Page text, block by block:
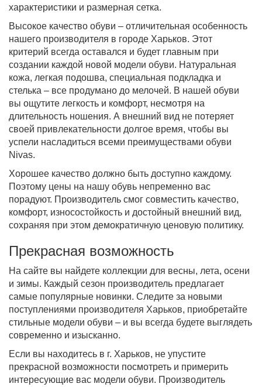
характеристики и размерная сетка.
Высокое качество обуви – отличительная особенность
нашего производителя в городе Харьков. Этот
критерий всегда оставался и будет главным при
создании каждой новой модели обуви. Натуральная
кожа, легкая подошва, специальная подкладка и
стелька – все продумано до мелочей. В нашей обуви
вы ощутите легкость и комфорт, несмотря на
длительность ношения. А внешний вид не потеряет
своей привлекательности долгое время, чтобы вы
успели насладиться всеми преимуществами обуви
Nivas.
Хорошее качество должно быть доступно каждому.
Поэтому цены на нашу обувь непременно вас
порадуют. Производитель смог совместить качество,
комфорт, износостойкость и достойный внешний вид,
сохраняя при этом демократичную ценовую политику.
Прекрасная возможность
На сайте вы найдете коллекции для весны, лета, осени
и зимы. Каждый сезон производитель предлагает
самые популярные новинки. Следите за новыми
поступлениями производителя Харьков, приобретайте
стильные модели обуви – и вы всегда будете выглядеть
современно и изысканно.
Если вы находитесь в г. Харьков, не упустите
прекрасной возможности посмотреть и примерить
интересующие вас модели обуви. Производитель